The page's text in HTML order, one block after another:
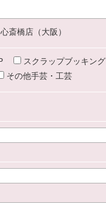
斎橋店（大阪）
スクラップブッキング
その他手芸・工芸